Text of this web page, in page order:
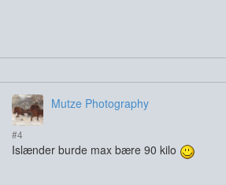
Mutze Photography
#4
Islænder burde max bære 90 kilo